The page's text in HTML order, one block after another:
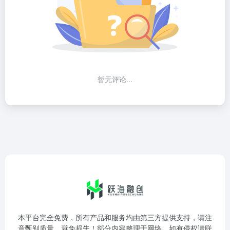
暂无评论...
本平台完全免费，所有产品和服务均由第三方提供支持，请注
意甄别质量，避免损失！部分内容整理于网络，如有侵权请联